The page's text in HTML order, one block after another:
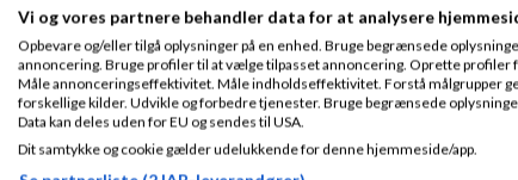
Fra Aalborg
Thomas
Nogle af vores
Vi og vores partnere behandler data for at analysere
Opbevare og/eller tilgå oplysninger på en enhed. Bruge begrænsede
annoncering. Bruge profiler til at vælge tilpasset annoncering. Oprette
Måle annonceringseffektivitet. Måle indholdseffektivitet. Forstå målgrupper
forskellige kilder. Udvikle og forbedre tjenester. Bruge begrænsede
Data kan deles uden for EU og sendes til USA.
Dit samtykke og cookie gælder udelukkende for denne hjemmeside/app.